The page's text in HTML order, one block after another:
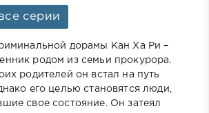
серии
дорамы Кан Ха Ри –
родом из семьи прокурора.
родителей он встал на путь
его целью становятся люди,
свое состояние. Он затеял